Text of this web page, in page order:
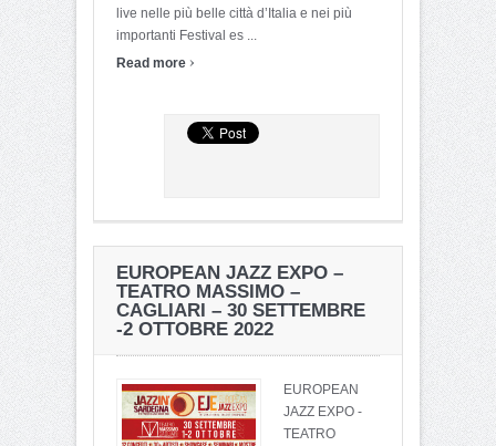
live nelle più belle città d’Italia e nei più
importanti Festival es ...
Read more ›
EUROPEAN JAZZ EXPO –
TEATRO MASSIMO –
CAGLIARI – 30 SETTEMBRE
-2 OTTOBRE 2022
EUROPEAN
JAZZ EXPO -
TEATRO